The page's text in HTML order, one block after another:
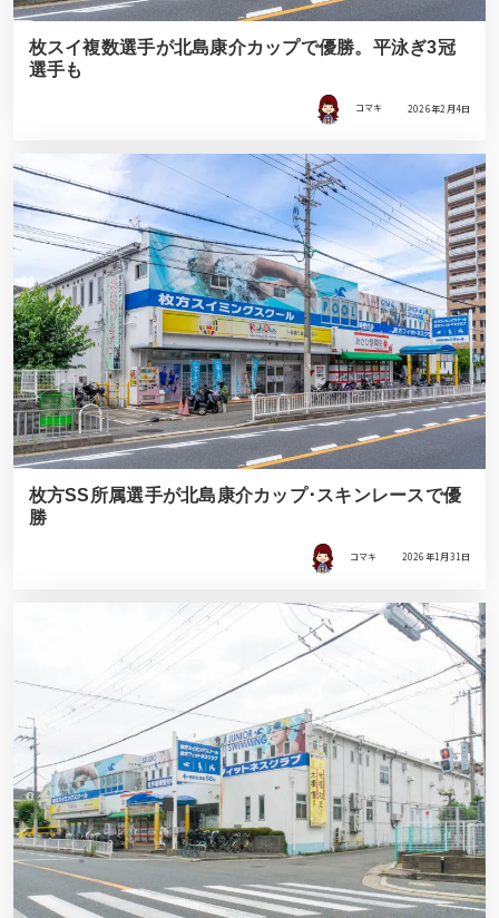
枚スイ複数選手が北島康介カップで優勝。平泳ぎ3冠
選手も
コマキ 2026年2月4日
枚方SS所属選手が北島康介カップ･スキンレースで優
勝
コマキ 2026年1月31日